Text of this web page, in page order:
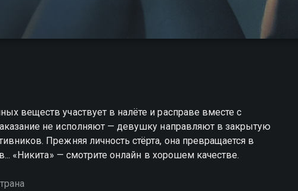
веществ участвует в налёте и расправе вместе с
не исполняют — девушку направляют в закрытую
Прежняя личность стёрта, она превращается в
«Никита» — смотрите онлайн в хорошем качестве.